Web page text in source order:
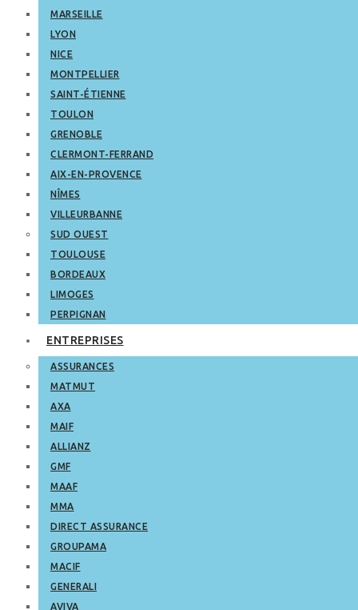
MARSEILLE
LYON
NICE
MONTPELLIER
SAINT-ÉTIENNE
TOULON
GRENOBLE
CLERMONT-FERRAND
AIX-EN-PROVENCE
NÎMES
VILLEURBANNE
SUD OUEST
TOULOUSE
BORDEAUX
LIMOGES
PERPIGNAN
ENTREPRISES
ASSURANCES
MATMUT
AXA
MAIF
ALLIANZ
GMF
MAAF
MMA
DIRECT ASSURANCE
GROUPAMA
MACIF
GENERALI
AVIVA